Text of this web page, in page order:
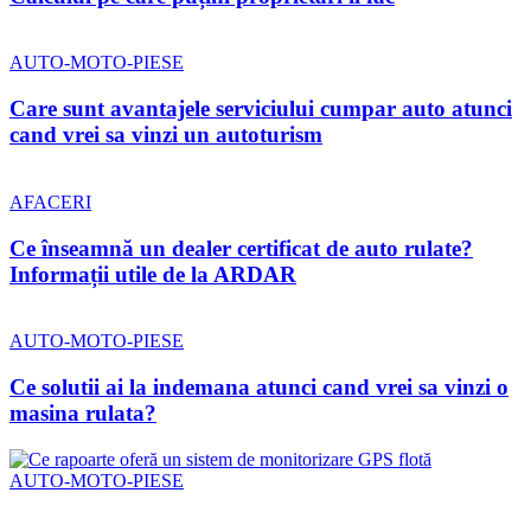
AUTO-MOTO-PIESE
Care sunt avantajele serviciului cumpar auto atunci
cand vrei sa vinzi un autoturism
AFACERI
Ce înseamnă un dealer certificat de auto rulate?
Informații utile de la ARDAR
AUTO-MOTO-PIESE
Ce solutii ai la indemana atunci cand vrei sa vinzi o
masina rulata?
AUTO-MOTO-PIESE